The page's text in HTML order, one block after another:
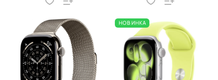
НОВИНКА